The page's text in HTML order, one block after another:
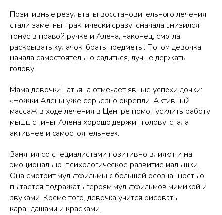
Позитивные результаты восстановительного лечения
стали заметны практически сразу: сначала снизился
тонус в правой ручке и Алена, наконец, смогла
раскрывать кулачок, брать предметы. Потом девочка
начала самостоятельно садиться, лучше держать
голову.
Мама девочки Татьяна отмечает явные успехи дочки:
«Ножки Алены уже серьезно окрепли. Активный
массаж в ходе лечения в Центре помог усилить работу
мышц спины. Алена хорошо держит голову, стала
активнее и самостоятельнее».
Занятия со специалистами позитивно влияют и на
эмоционально-психологическое развитие малышки.
Она смотрит мультфильмы с большей осознанностью,
пытается подражать героям мультфильмов мимикой и
звуками. Кроме того, девочка учится рисовать
карандашами и красками.